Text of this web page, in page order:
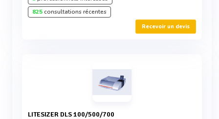
825consultations récentes
Recevoir un devis
LITESIZER DLS 100/500/700